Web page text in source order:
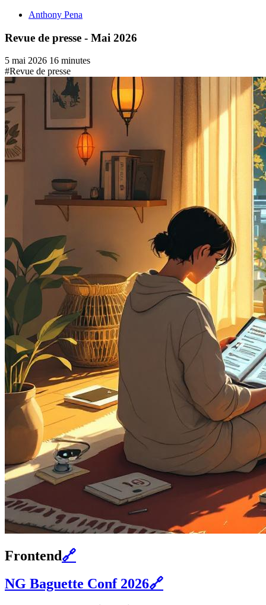
Anthony Pena
Revue de presse - Mai 2026
5 mai 2026 16 minutes
#Revue de presse
Frontend🔗
NG Baguette Conf 2026🔗